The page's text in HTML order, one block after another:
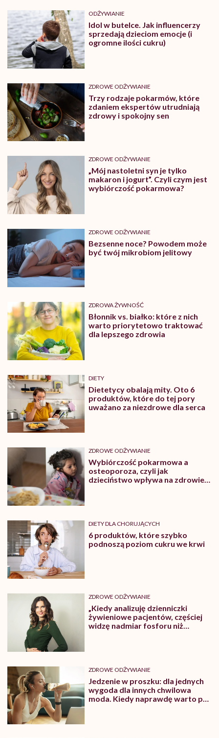
ODŻYWIANIE
Idol w butelce. Jak influencerzy
sprzedają dzieciom emocje (i
ogromne ilości cukru)
ZDROWE ODŻYWIANIE
Trzy rodzaje pokarmów, które
zdaniem ekspertów utrudniają
zdrowy i spokojny sen
ZDROWE ODŻYWIANIE
„Mój nastoletni syn je tylko
makaron i jogurt”. Czyli czym jest
wybiórczość pokarmowa?
ZDROWE ODŻYWIANIE
Bezsenne noce? Powodem może
być twój mikrobiom jelitowy
ZDROWA ŻYWNOŚĆ
Błonnik vs. białko: które z nich
warto priorytetowo traktować
dla lepszego zdrowia
DIETY
Dietetycy obalają mity. Oto 6
produktów, które do tej pory
uważano za niezdrowe dla serca
ZDROWE ODŻYWIANIE
Wybiórczość pokarmowa a
osteoporoza, czyli jak
dzieciństwo wpływa na zdrowie
DIETY DLA CHORUJĄCYCH
6 produktów, które szybko
podnoszą poziom cukru we krwi
ZDROWE ODŻYWIANIE
„Kiedy analizuję dzienniczki
żywieniowe pacjentów, częściej
widzę nadmiar fosforu niż
ZDROWE ODŻYWIANIE
Jedzenie w proszku: dla jednych
wygoda dla innych chwilowa
moda. Kiedy naprawdę warto po